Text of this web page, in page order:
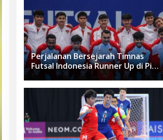
Perjalanan Bersejarah Timnas
Futsal Indonesia Runner Up di Piala
Asia Futsal 2026